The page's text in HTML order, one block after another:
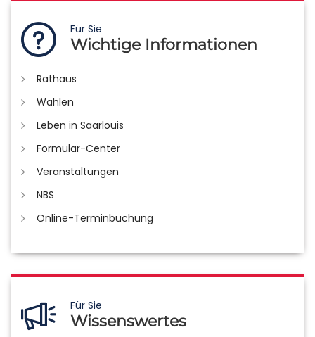
Für Sie
Wichtige Informationen
Rathaus
Wahlen
Leben in Saarlouis
Formular-Center
Veranstaltungen
NBS
Online-Terminbuchung
Für Sie
Wissenswertes